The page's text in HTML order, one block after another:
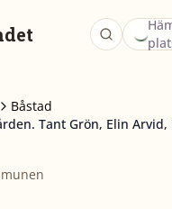
Båstad
Tant Grön, Elin Arvid,